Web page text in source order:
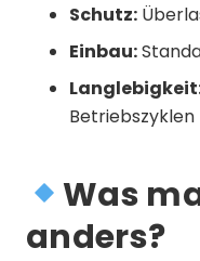
Schutz:
Einbau:
Betriebszyklen
Was
anders?